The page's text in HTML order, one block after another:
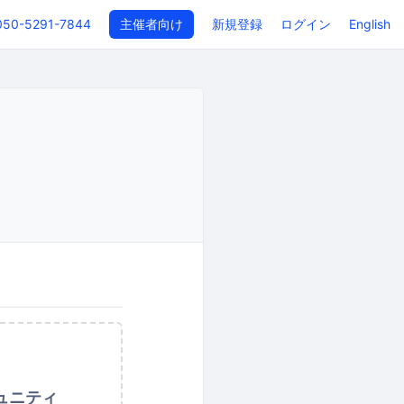
5291-7844 主催者向け 新規登録 ログイン English
ニティ